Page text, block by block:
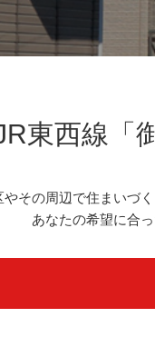
東西線「
やその周辺で住まいづ
あなたの希望に合